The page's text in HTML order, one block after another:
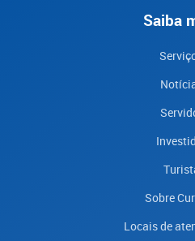
Saiba
Sobre
Locais de